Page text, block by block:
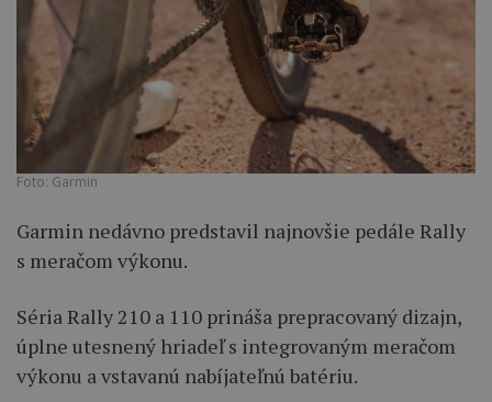
Foto: Garmin
Garmin nedávno predstavil najnovšie pedále Rally
s meračom výkonu.
Séria Rally 210 a 110 prináša prepracovaný dizajn,
úplne utesnený hriadeľ s integrovaným meračom
výkonu a vstavanú nabíjateľnú batériu.